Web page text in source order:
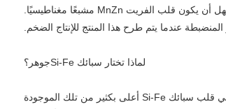
لماذا تختار سبائك Si-Fe جوهر؟
الفريت. ثانيًا، الطاقة المخزنة في قلب سبائك Si-Fe أعلى بكثير من تلك الموجودة